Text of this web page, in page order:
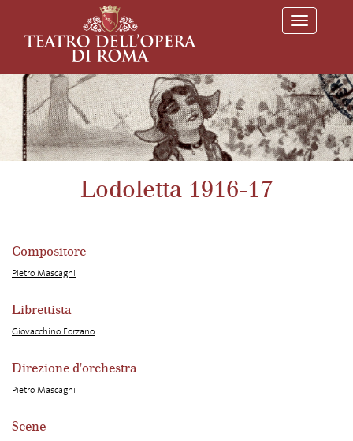
T
o
l
e
n
a
v
i
g
Lodoletta 1916-17
Compositore
Pietro Mascagni
Librettista
Giovacchino Forzano
Direzione d'orchestra
Pietro Mascagni
Scene